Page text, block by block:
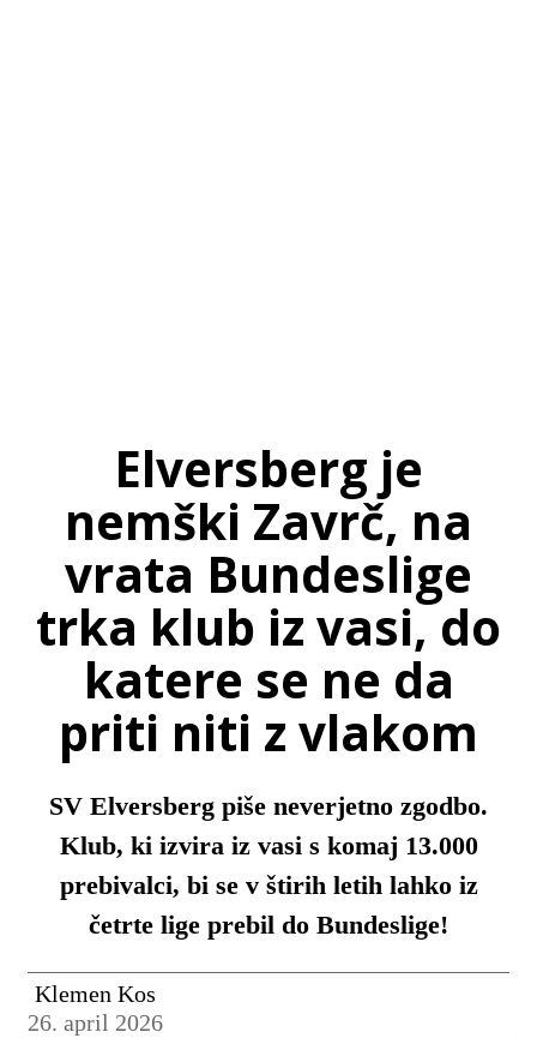
Elversberg je
nemški Zavrč, na
vrata Bundeslige
trka klub iz vasi, do
katere se ne da
priti niti z vlakom
SV Elversberg piše neverjetno zgodbo.
Klub, ki izvira iz vasi s komaj 13.000
prebivalci, bi se v štirih letih lahko iz
četrte lige prebil do Bundeslige!
Klemen Kos
26. april 2026